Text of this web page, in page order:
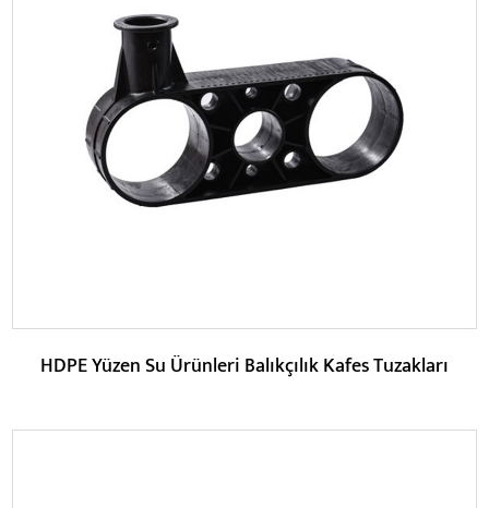
Parametreler:
DEVAMINI OKU
HDPE Yüzen Su Ürünleri Balıkçılık Kafes Tuzakları